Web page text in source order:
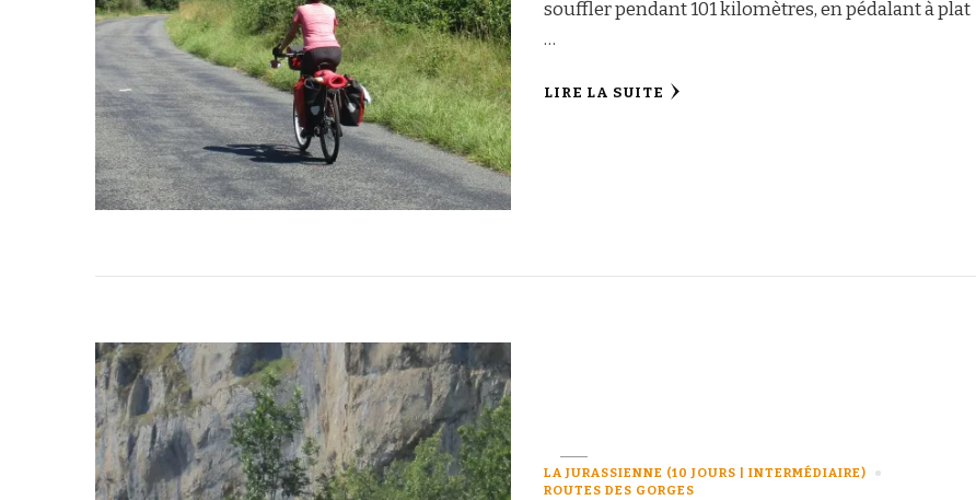
souffler pendant 101 kilomètres, en pédalant à plat
…
LIRE LA SUITE
LA JURASSIENNE (10 JOURS | INTERMÉDIAIRE)
ROUTES DES GORGES